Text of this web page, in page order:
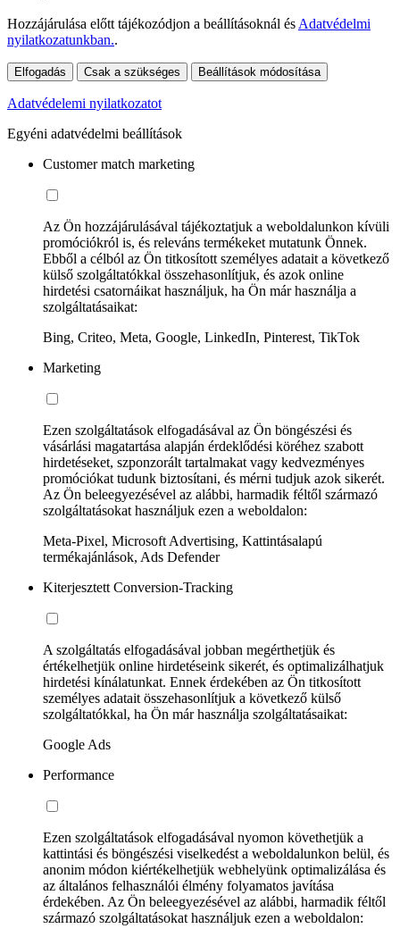
Hozzájárulása előtt tájékozódjon a beállításoknál és Adatvédelmi
nyilatkozatunkban..
Elfogadás Csak a szükséges Beállítások módosítása
Adatvédelemi nyilatkozatot
Egyéni adatvédelmi beállítások
Customer match marketing
Az Ön hozzájárulásával tájékoztatjuk a weboldalunkon kívüli
promóciókról is, és releváns termékeket mutatunk Önnek.
Ebből a célból az Ön titkosított személyes adatait a következő
külső szolgáltatókkal összehasonlítjuk, és azok online
hirdetési csatornáikat használjuk, ha Ön már használja a
szolgáltatásaikat:
Bing, Criteo, Meta, Google, LinkedIn, Pinterest, TikTok
Marketing
Ezen szolgáltatások elfogadásával az Ön böngészési és
vásárlási magatartása alapján érdeklődési köréhez szabott
hirdetéseket, szponzorált tartalmakat vagy kedvezményes
promóciókat tudunk biztosítani, és mérni tudjuk azok sikerét.
Az Ön beleegyezésével az alábbi, harmadik féltől származó
szolgáltatásokat használjuk ezen a weboldalon:
Meta-Pixel, Microsoft Advertising, Kattintásalapú
termékajánlások, Ads Defender
Kiterjesztett Conversion-Tracking
A szolgáltatás elfogadásával jobban megérthetjük és
értékelhetjük online hirdetéseink sikerét, és optimalizálhatjuk
hirdetési kínálatunkat. Ennek érdekében az Ön titkosított
személyes adatait összehasonlítjuk a következő külső
szolgáltatókkal, ha Ön már használja szolgáltatásaikat:
Google Ads
Performance
Ezen szolgáltatások elfogadásával nyomon követhetjük a
kattintási és böngészési viselkedést a weboldalunkon belül, és
anonim módon kiértékelhetjük webhelyünk optimalizálása és
az általános felhasználói élmény folyamatos javítása
érdekében. Az Ön beleegyezésével az alábbi, harmadik féltől
származó szolgáltatásokat használjuk ezen a weboldalon: